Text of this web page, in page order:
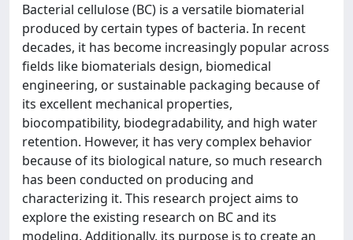
Bacterial cellulose (BC) is a versatile biomaterial
produced by certain types of bacteria. In recent
decades, it has become increasingly popular across
fields like biomaterials design, biomedical
engineering, or sustainable packaging because of
its excellent mechanical properties,
biocompatibility, biodegradability, and high water
retention. However, it has very complex behavior
because of its biological nature, so much research
has been conducted on producing and
characterizing it. This research project aims to
explore the existing research on BC and its
modeling. Additionally, its purpose is to create an